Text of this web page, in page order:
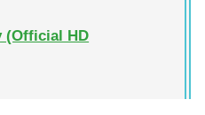
(Official HD